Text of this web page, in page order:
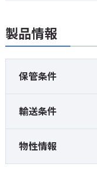
製品情報
保管条件
輸送条件
物性情報